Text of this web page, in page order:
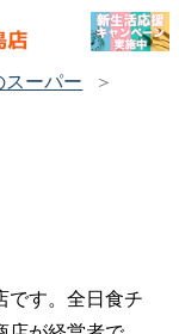
スーパー
です。全日食チ